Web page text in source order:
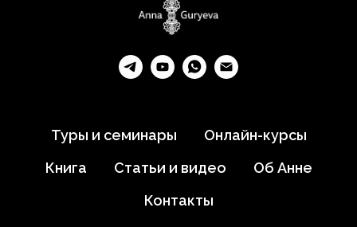
Туры и семинары
Онлайн-курсы
Книга
Статьи и видео
Об Анне
Контакты